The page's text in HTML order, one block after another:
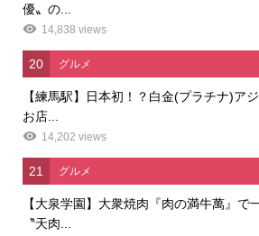
優〟の...
14,838 views
20 グルメ
【練馬駅】日本初！？白金(プラチナ)ア
お店...
14,202 views
21 グルメ
【大泉学園】大衆焼肉『肉の満牛萬』で
〝天肉...